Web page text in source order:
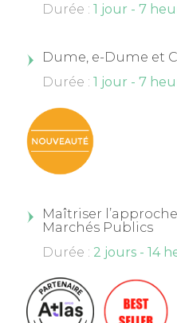
Durée : 1 jour - 7
Dume, e-Dume et
Durée : 1 jour - 7
Maîtriser
Marchés Publics
Durée : 2 jours - 14